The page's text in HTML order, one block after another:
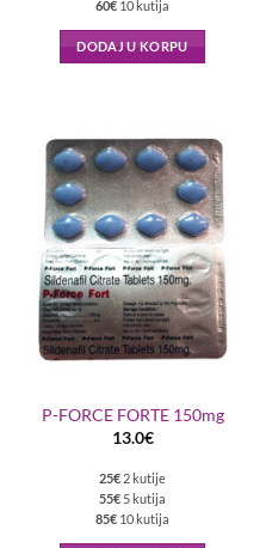
60€ 10 kutija
DODAJ U KORPU
P-FORCE FORTE 150mg
13.0€
25€ 2 kutije
55€ 5 kutija
85€ 10 kutija